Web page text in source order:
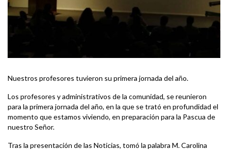
Nuestros profesores tuvieron su primera jornada del año.
Los profesores y administrativos de la comunidad, se reunieron
para la primera jornada del año, en la que se trató en profundidad el
momento que estamos viviendo, en preparación para la Pascua de
nuestro Señor.
Tras la presentación de las Noticias, tomó la palabra M. Carolina